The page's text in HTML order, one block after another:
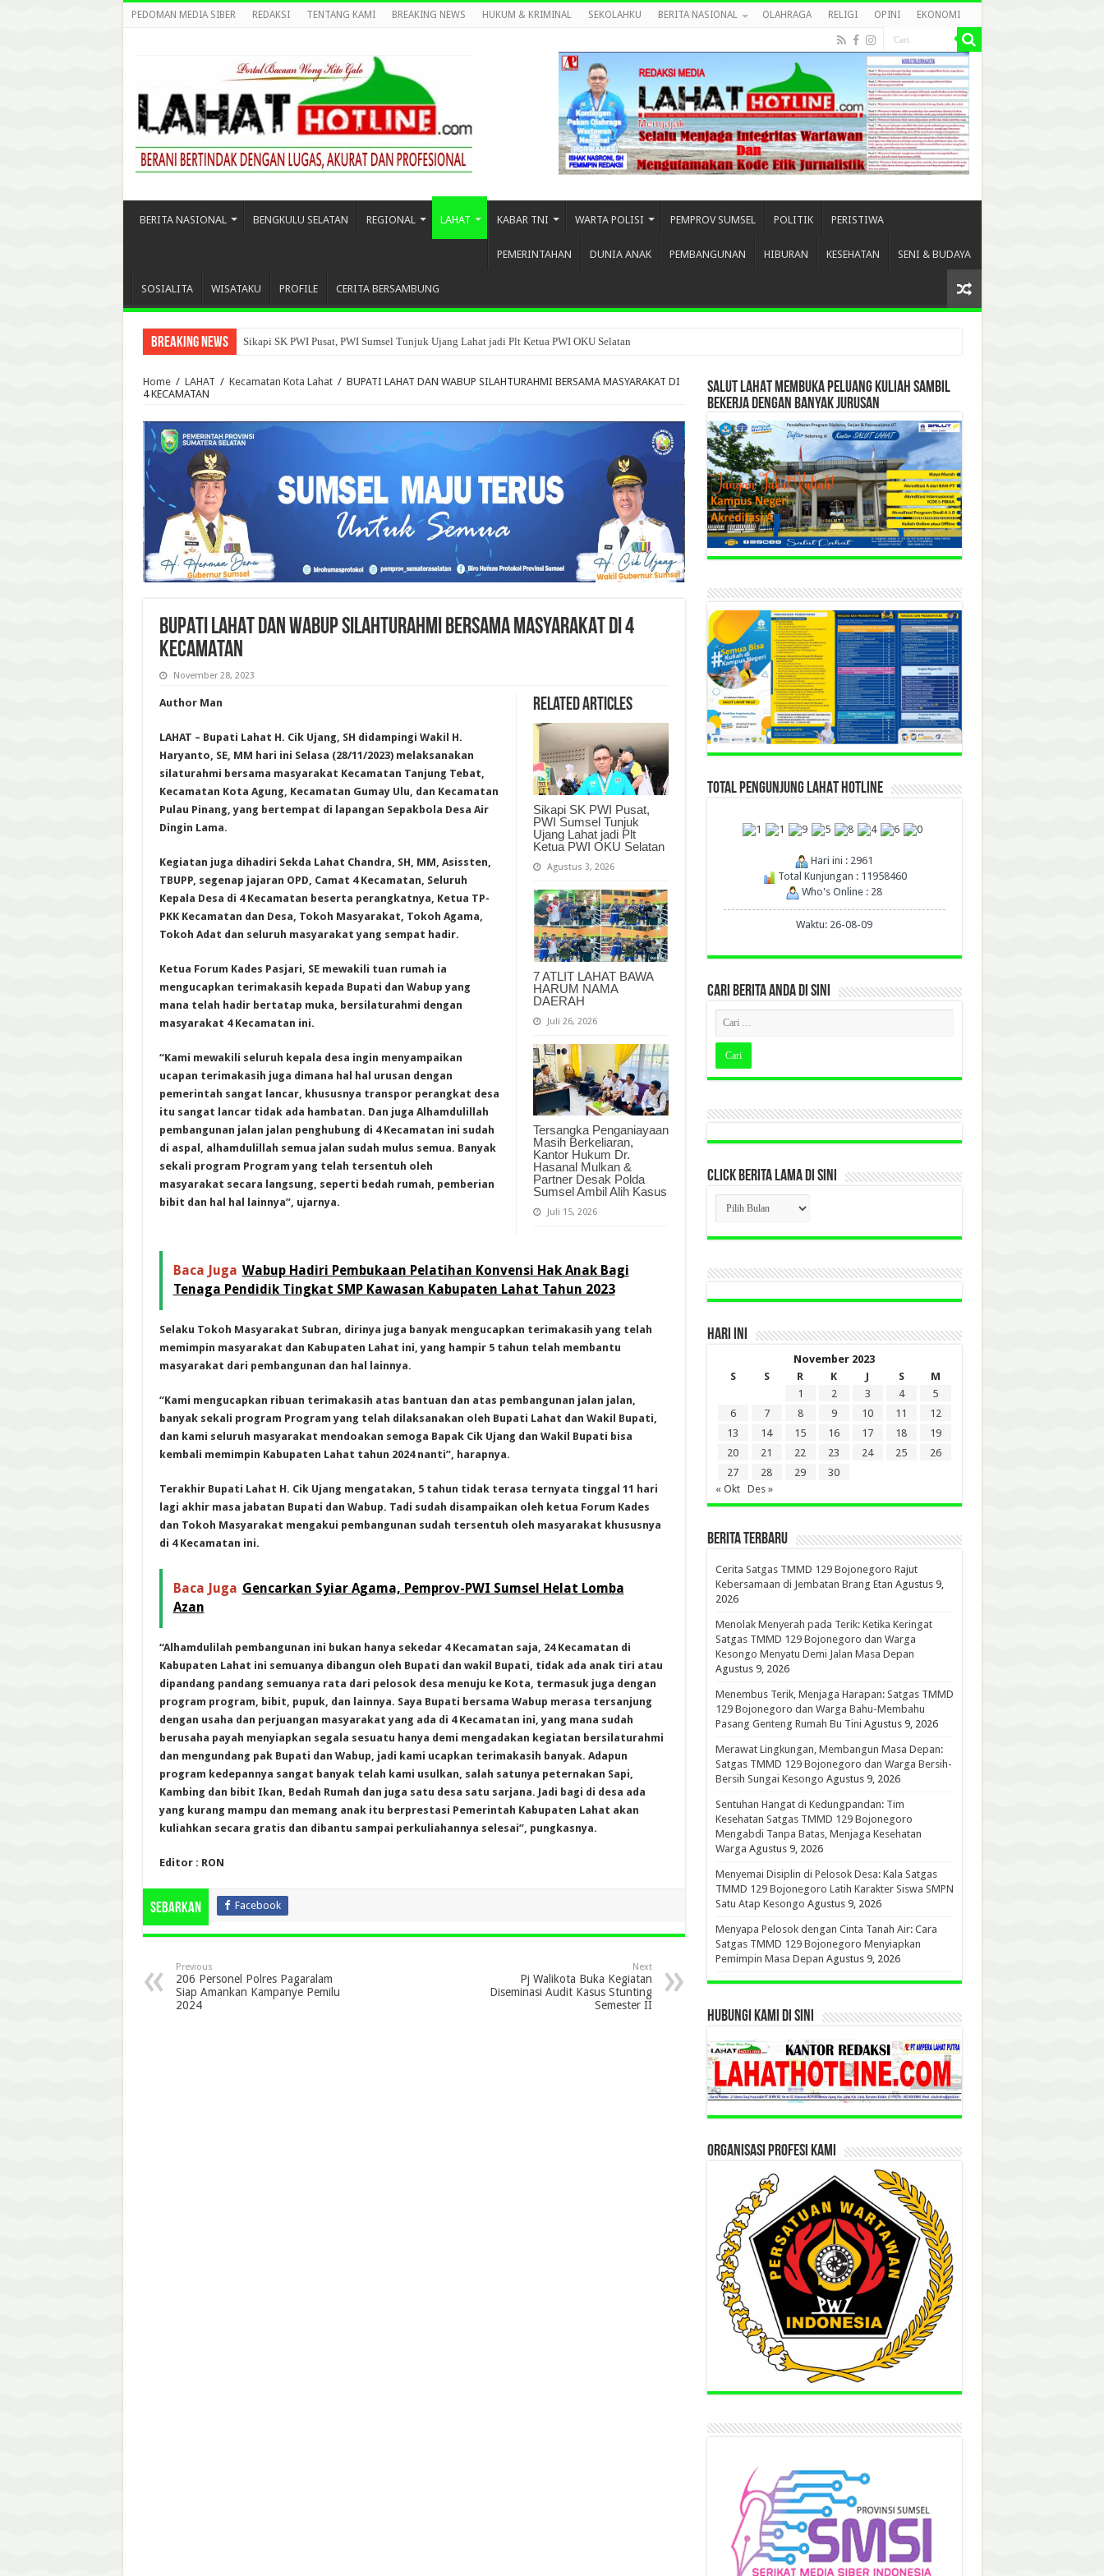
PEDOMAN MEDIA SIBER REDAKSI TENTANG KAMI BREAKING NEWS HUKUM & KRIMINAL SEKOLAHKU BERITA NASIONAL OLAHRAGA RELIGI OPINI EKONOMI
BERITA NASIONAL BENGKULU SELATAN REGIONAL LAHAT KABAR TNI WARTA POLISI PEMPROV SUMSEL POLITIK PERISTIWA
PEMERINTAHAN DUNIA ANAK PEMBANGUNAN HIBURAN KESEHATAN SENI & BUDAYA
SOSIALITA WISATAKU PROFILE CERITA BERSAMBUNG
Breaking News Sikapi SK PWI Pusat, PWI Sumsel Tunjuk Ujang Lahat jadi Plt Ketua PWI OKU Selatan
Home / LAHAT / Kecamatan Kota Lahat / BUPATI LAHAT DAN WABUP SILAHTURAHMI BERSAMA MASYARAKAT DI
4 KECAMATAN
BUPATI LAHAT DAN WABUP SILAHTURAHMI BERSAMA MASYARAKAT DI 4
KECAMATAN
November 28, 2023
Related Articles
Sikapi SK PWI Pusat,
PWI Sumsel Tunjuk
Ujang Lahat jadi Plt
Ketua PWI OKU Selatan
Agustus 3, 2026
7 ATLIT LAHAT BAWA
HARUM NAMA
DAERAH
Juli 26, 2026
Tersangka Penganiayaan
Masih Berkeliaran,
Kantor Hukum Dr.
Hasanal Mulkan &
Partner Desak Polda
Sumsel Ambil Alih Kasus
Juli 15, 2026
Author Man
LAHAT – Bupati Lahat H. Cik Ujang, SH didampingi Wakil H.
Haryanto, SE, MM hari ini Selasa (28/11/2023) melaksanakan
silaturahmi bersama masyarakat Kecamatan Tanjung Tebat,
Kecamatan Kota Agung, Kecamatan Gumay Ulu, dan Kecamatan
Pulau Pinang, yang bertempat di lapangan Sepakbola Desa Air
Dingin Lama.
Kegiatan juga dihadiri Sekda Lahat Chandra, SH, MM, Asissten,
TBUPP, segenap jajaran OPD, Camat 4 Kecamatan, Seluruh
Kepala Desa di 4 Kecamatan beserta perangkatnya, Ketua TP-
PKK Kecamatan dan Desa, Tokoh Masyarakat, Tokoh Agama,
Tokoh Adat dan seluruh masyarakat yang sempat hadir.
Ketua Forum Kades Pasjari, SE mewakili tuan rumah ia
mengucapkan terimakasih kepada Bupati dan Wabup yang
mana telah hadir bertatap muka, bersilaturahmi dengan
masyarakat 4 Kecamatan ini.
“Kami mewakili seluruh kepala desa ingin menyampaikan
ucapan terimakasih juga dimana hal hal urusan dengan
pemerintah sangat lancar, khususnya transpor perangkat desa
itu sangat lancar tidak ada hambatan. Dan juga Alhamdulillah
pembangunan jalan jalan penghubung di 4 Kecamatan ini sudah
di aspal, alhamdulillah semua jalan sudah mulus semua. Banyak
sekali program Program yang telah tersentuh oleh
masyarakat secara langsung, seperti bedah rumah, pemberian
bibit dan hal hal lainnya”, ujarnya.
Baca Juga Wabup Hadiri Pembukaan Pelatihan Konvensi Hak Anak Bagi
Tenaga Pendidik Tingkat SMP Kawasan Kabupaten Lahat Tahun 2023
Selaku Tokoh Masyarakat Subran, dirinya juga banyak mengucapkan terimakasih yang telah
memimpin masyarakat dan Kabupaten Lahat ini, yang hampir 5 tahun telah membantu
masyarakat dari pembangunan dan hal lainnya.
“Kami mengucapkan ribuan terimakasih atas bantuan dan atas pembangunan jalan jalan,
banyak sekali program Program yang telah dilaksanakan oleh Bupati Lahat dan Wakil Bupati,
dan kami seluruh masyarakat mendoakan semoga Bapak Cik Ujang dan Wakil Bupati bisa
kembali memimpin Kabupaten Lahat tahun 2024 nanti”, harapnya.
Terakhir Bupati Lahat H. Cik Ujang mengatakan, 5 tahun tidak terasa ternyata tinggal 11 hari
lagi akhir masa jabatan Bupati dan Wabup. Tadi sudah disampaikan oleh ketua Forum Kades
dan Tokoh Masyarakat mengakui pembangunan sudah tersentuh oleh masyarakat khususnya
di 4 Kecamatan ini.
Baca Juga Gencarkan Syiar Agama, Pemprov-PWI Sumsel Helat Lomba
Azan
“Alhamdulilah pembangunan ini bukan hanya sekedar 4 Kecamatan saja, 24 Kecamatan di
Kabupaten Lahat ini semuanya dibangun oleh Bupati dan wakil Bupati, tidak ada anak tiri atau
dipandang pandang semuanya rata dari pelosok desa menuju ke Kota, termasuk juga dengan
program program, bibit, pupuk, dan lainnya. Saya Bupati bersama Wabup merasa tersanjung
dengan usaha dan perjuangan masyarakat yang ada di 4 Kecamatan ini, yang mana sudah
berusaha payah menyiapkan segala sesuatu hanya demi mengadakan kegiatan bersilaturahmi
dan mengundang pak Bupati dan Wabup, jadi kami ucapkan terimakasih banyak. Adapun
program kedepannya sangat banyak telah kami usulkan, salah satunya peternakan Sapi,
Kambing dan bibit Ikan, Bedah Rumah dan juga satu desa satu sarjana. Jadi bagi di desa ada
yang kurang mampu dan memang anak itu berprestasi Pemerintah Kabupaten Lahat akan
kuliahkan secara gratis dan dibantu sampai perkuliahannya selesai”, pungkasnya.
Editor : RON
Sebarkan Facebook
Previous
206 Personel Polres Pagaralam
Siap Amankan Kampanye Pemilu
2024
Next
Pj Walikota Buka Kegiatan
Diseminasi Audit Kasus Stunting
Semester II
SALUT LAHAT MEMBUKA PELUANG KULIAH SAMBIL
BEKERJA DENGAN BANYAK JURUSAN
TOTAL PENGUNJUNG LAHAT HOTLINE
Hari ini : 2961
Total Kunjungan : 11958460
Who's Online : 28
Waktu: 26-08-09
CARI BERITA ANDA DI SINI
CLICK BERITA LAMA DI SINI
CLICK
BERITA
LAMA
DI
HARI INI
November 2023
S
S R K J S
M
1
2 3 4
5
6
7 8 9 10 11
12
13
14 15 16 17 18
19
20
21 22 23 24 25
26
27
28 29
30
« Okt
Des »
BERITA TERBARU
Cerita Satgas TMMD 129 Bojonegoro Rajut
Kebersamaan di Jembatan Brang Etan Agustus 9,
2026
Menolak Menyerah pada Terik: Ketika Keringat
Satgas TMMD 129 Bojonegoro dan Warga
Kesongo Menyatu Demi Jalan Masa Depan
Agustus 9, 2026
Menembus Terik, Menjaga Harapan: Satgas TMMD
129 Bojonegoro dan Warga Bahu-Membahu
Pasang Genteng Rumah Bu Tini Agustus 9, 2026
Merawat Lingkungan, Membangun Masa Depan:
Satgas TMMD 129 Bojonegoro dan Warga Bersih-
Bersih Sungai Kesongo Agustus 9, 2026
Sentuhan Hangat di Kedungpandan: Tim
Kesehatan Satgas TMMD 129 Bojonegoro
Mengabdi Tanpa Batas, Menjaga Kesehatan
Warga Agustus 9, 2026
Menyemai Disiplin di Pelosok Desa: Kala Satgas
TMMD 129 Bojonegoro Latih Karakter Siswa SMPN
Satu Atap Kesongo Agustus 9, 2026
Menyapa Pelosok dengan Cinta Tanah Air: Cara
Satgas TMMD 129 Bojonegoro Menyiapkan
Pemimpin Masa Depan Agustus 9, 2026
HUBUNGI KAMI DI SINI
ORGANISASI PROFESI KAMI